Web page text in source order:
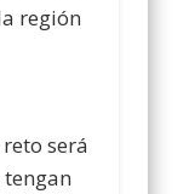
región
será